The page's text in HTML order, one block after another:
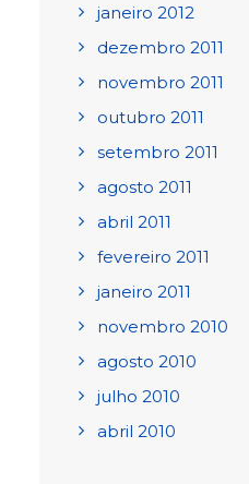
janeiro 2012
dezembro 2011
novembro 2011
outubro 2011
setembro 2011
agosto 2011
abril 2011
fevereiro 2011
janeiro 2011
novembro 2010
agosto 2010
julho 2010
abril 2010